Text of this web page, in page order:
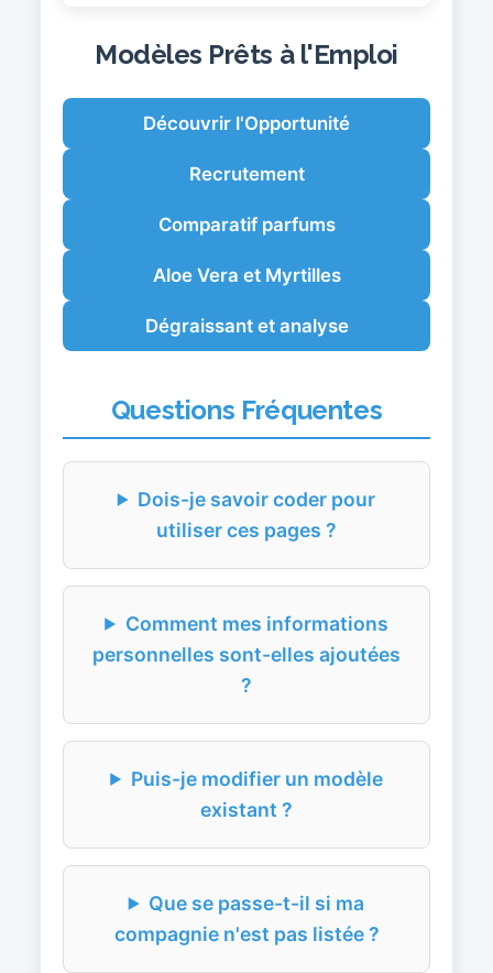
Modèles Prêts à l'Emploi
Découvrir l'Opportunité
Recrutement
Comparatif parfums
Aloe Vera et Myrtilles
Dégraissant et analyse
Questions Fréquentes
Dois-je savoir coder pour
utiliser ces pages ?
Comment mes informations
personnelles sont-elles ajoutées
?
Puis-je modifier un modèle
existant ?
Que se passe-t-il si ma
compagnie n'est pas listée ?